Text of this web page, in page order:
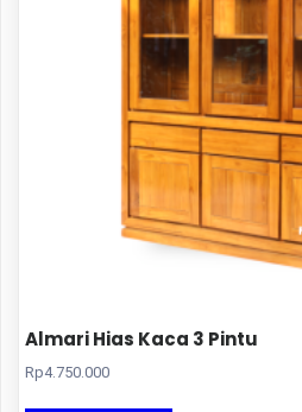
Almari Hias Kaca 3 Pintu
Rp4.750.000